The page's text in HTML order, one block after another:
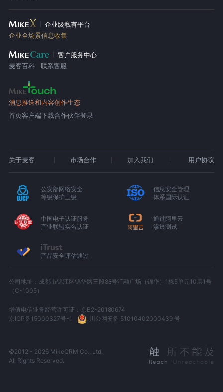
企业级私有平台
企业全场景信息收集
客户服务中心
麦客百科
联系客服
消息推送和内容创作生态
首页客户端下载合作伙伴登录
关于麦客 市场合作 加入我们 用户协议
公安部网络安全
等级保护三级
信息安全管理
体系国际认证
中国电子认证服务
产业联盟实名认证
通过阿里云
渗透测试
产品安全评估通过
公司地址：成都市锦江区锦华路三段88号汇融广场（锦华）1栋5单元10层1号
（C-1005）
增值电信业务经营许可证：京B2-20180674
京ICP备15000327号-1
川公网安备 51010402000439 号
©2012 - 2026 MikeCRM Co., Ltd.
All Rights Reserved.